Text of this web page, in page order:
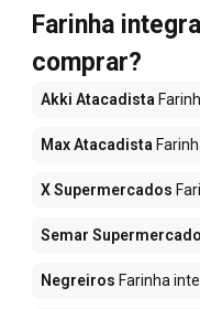
Farinha
comprar?
Akki Atacadista
Max Atacadista
X Supermercados
Semar Supermercado
Negreiros Farinha